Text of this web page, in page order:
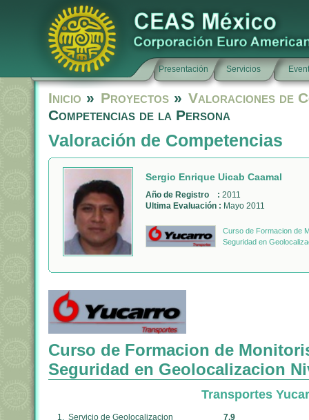
Presentación Servicios
Inicio » Proyectos » Valoraciones de
Competencias de la Persona
Valoración de Competencias
Sergio Enrique Uicab Caamal
Año de Registro : 2011
Ultima Evaluación : Mayo 2011
Curso de Formacion de
Seguridad en
Curso de Formacion de
Seguridad en Geolocalizacion
Transportes
1. Servicio de Geolocalizacion
7.9